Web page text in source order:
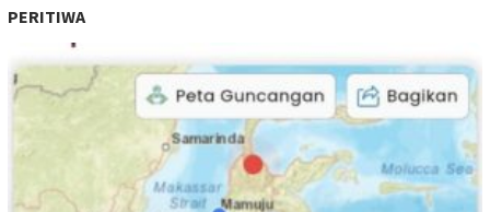
PERITIWA